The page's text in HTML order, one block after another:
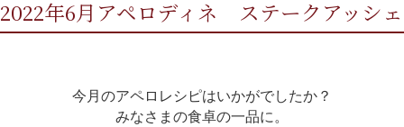
2022年6月アペロディネ ステークアッシェ
今月のアペロレシピはいかがでしたか？
みなさまの食卓の一品に。